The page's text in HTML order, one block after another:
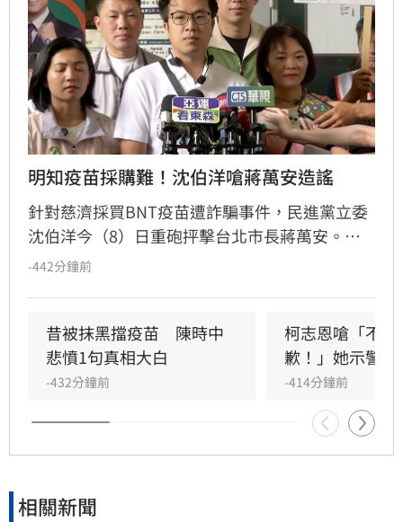
明知疫苗採購難！沈伯洋嗆蔣萬安造謠
針對慈濟採買BNT疫苗遭詐騙事件，民進黨立委
沈伯洋今（8）日重砲抨擊台北市長蔣萬安。沈
伯洋指出，蔣萬安過去曾任衛環委員會召委並召
疫苗」。沈伯洋直言，蔣萬安身為當時的召委，
應針對刻意扭曲事實並抹黑防疫團隊的行為出面
說明，而非以各種藉口閃避。
-442分鐘前
昔被抹黑擋疫苗　陳時中
悲憤1句真相大白
-432分鐘前
柯志恩嗆「不
歉！」她示警1
-414分鐘前
相關新聞